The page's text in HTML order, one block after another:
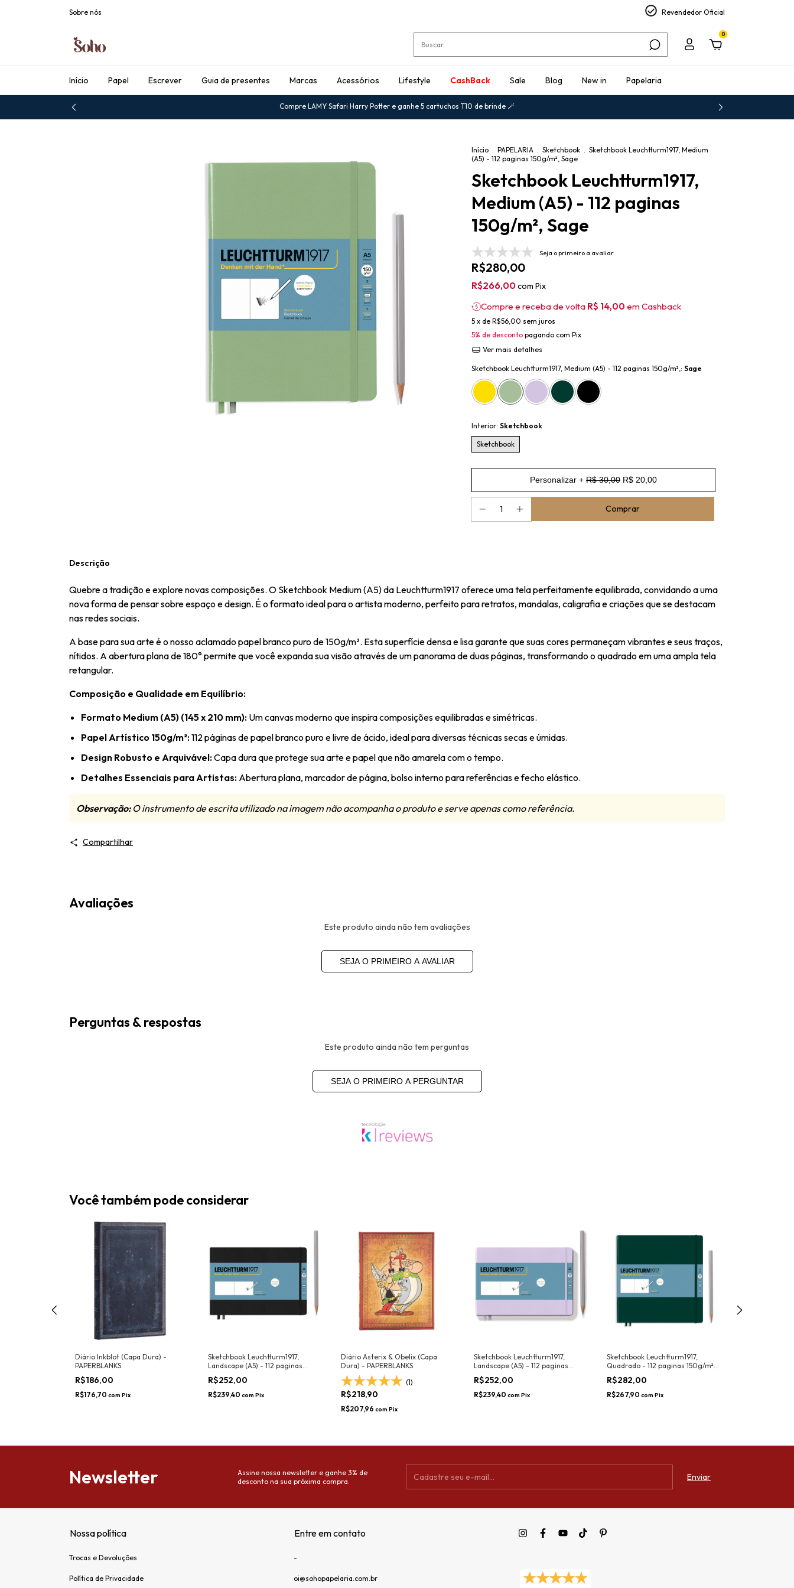
Sobre nós Revendedor Oficial
0
Início Papel Escrever Guia de presentes Marcas Acessórios Lifestyle CashBack Sale Blog New in Papelaria
Compre LAMY Safari Harry Potter e ganhe 5 cartuchos T10 de brinde 🪄
Início . PAPELARIA . Sketchbook . Sketchbook Leuchtturm1917, Medium
(A5) - 112 paginas 150g/m², Sage
Sketchbook Leuchtturm1917,
Medium (A5) - 112 paginas
150g/m², Sage
Seja o primeiro a avaliar
R$280,00
R$266,00com Pix
Compre e receba de volta R$ 14,00 em Cashback
5 x de R$56,00 sem juros
5% de desconto pagando com Pix
Ver mais detalhes
Sketchbook Leuchtturm1917, Medium (A5) - 112 paginas 150g/m²,: Sage
Interior: Sketchbook
Sketchbook
Personalizar + R$ 30,00 R$ 20,00
Descrição
Quebre a tradição e explore novas composições. O Sketchbook Medium (A5) da Leuchtturm1917 oferece uma tela perfeitamente equilibrada, convidando a uma
nova forma de pensar sobre espaço e design. É o formato ideal para o artista moderno, perfeito para retratos, mandalas, caligrafia e criações que se destacam
nas redes sociais.
A base para sua arte é o nosso aclamado papel branco puro de 150g/m². Esta superfície densa e lisa garante que suas cores permaneçam vibrantes e seus traços,
nítidos. A abertura plana de 180° permite que você expanda sua visão através de um panorama de duas páginas, transformando o quadrado em uma ampla tela
retangular.
Composição e Qualidade em Equilíbrio:
Formato Medium (A5) (145 x 210 mm): Um canvas moderno que inspira composições equilibradas e simétricas.
Papel Artístico 150g/m²:112 páginas de papel branco puro e livre de ácido, ideal para diversas técnicas secas e úmidas.
Design Robusto e Arquivável:Capa dura que protege sua arte e papel que não amarela com o tempo.
Detalhes Essenciais para Artistas: Abertura plana, marcador de página, bolso interno para referências e fecho elástico.
Observação:O instrumento de escrita utilizado na imagem não acompanha o produto e serve apenas como referência.
Compartilhar
Avaliações
Este produto ainda não tem avaliações
SEJA O PRIMEIRO A AVALIAR
Perguntas & respostas
Este produto ainda não tem perguntas
SEJA O PRIMEIRO A PERGUNTAR
Você também pode considerar
Diário Inkblot (Capa Dura) -
PAPERBLANKS
R$186,00
R$176,70 com Pix
Sketchbook Leuchtturm1917,
Landscape (A5) - 112 paginas
150g/m², Preto
R$252,00
R$239,40 com Pix
Diário Asterix & Obelix (Capa
Dura) - PAPERBLANKS
(1)
R$218,90
R$207,96 com Pix
Sketchbook Leuchtturm1917,
Landscape (A5) - 112 paginas
150g/m², Lilac
R$252,00
R$239,40 com Pix
Sketchbook Leuchtturm1917,
Quadrado - 112 paginas 150g/m²,
Forest Green
R$282,00
R$267,90 com Pix
Newsletter
Assine nossa newsletter e ganhe 3% de
desconto na sua próxima compra.
Nossa política
Trocas e Devoluções
Política de Privacidade
Entre em contato
-
oi@sohopapelaria.com.br